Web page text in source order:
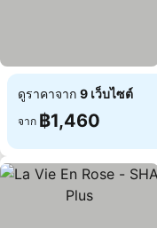
ดูราคาจาก 9 เว็บไซต์
จาก ฿1,460